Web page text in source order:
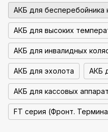
АКБ для бесперебойника
АКБ для высоких
АКБ для инвалидных
АКБ для эхолота АКБ
АКБ для кассовых
FT серия (Фронт.